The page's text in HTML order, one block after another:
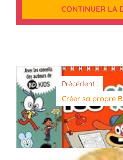
CONTINUER LA
Précédent :
Créer sa propre